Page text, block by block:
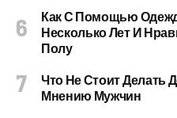
Как С Помощью
Несколько Лет И
Полу
Что Не Стоит Делать
Мнению Мужчин